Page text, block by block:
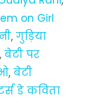
on Girl
, गुड़िया
, बेटी पर
, बेटी
डे कविता